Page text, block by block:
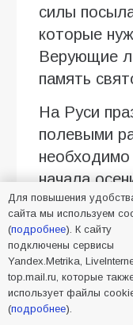
силы
которые
Верующие
память
На Руси
полевыми
начала
жали,
трудились с
солнца,
этому
пословиц и
долго
Для повышения
сайта мы используем
(подробнее). К сайту
подключены сервисы
Yandex.Metrika,
top.mail.ru, которые
использует файлы
(подробнее).